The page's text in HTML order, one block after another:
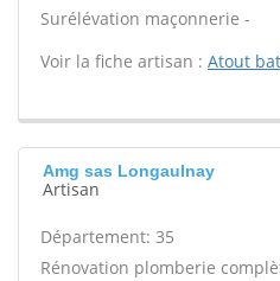
Surélévation maçonnerie -
Voir la fiche artisan : Atout
Amg sas Longaulnay
Artisan
Département: 35
Rénovation plomberie